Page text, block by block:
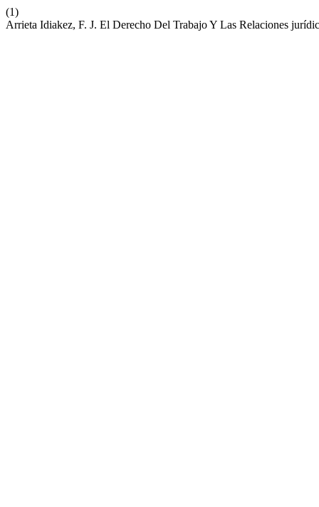
(1)
Arrieta Idiakez, F. J. El Derecho Del Trabajo Y Las Relaciones